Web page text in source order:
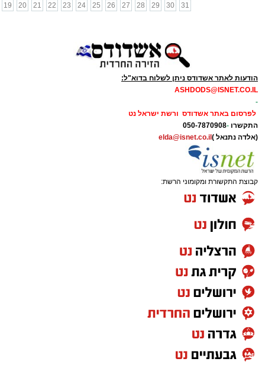
19
20 21 22 23 24 25 26 27 28 29 30 31
הודעות לאתר אשדודס ניתן לשלוח בדוא"ל:
ASHDODS@ISNET.CO.IL
-
לפרסום באתר אשדודס ורשת ישראל נט
התקשרו -
050-7870908
(אלדה נתנאל ) elda@isnet.co.il
קבוצת התקשורת ומקומוני הרשת: